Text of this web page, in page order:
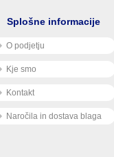
Splošne informacije
O podjetju
Kje smo
Kontakt
Naročila in dostava blaga